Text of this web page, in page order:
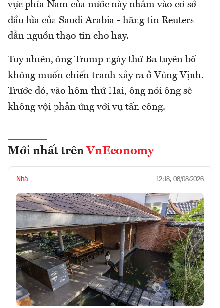
vực phía Nam của nước này nhằm vào cơ sở
dầu lửa của Saudi Arabia - hãng tin Reuters
dẫn nguồn thạo tin cho hay.
Tuy nhiên, ông Trump ngày thứ Ba tuyên bố
không muốn chiến tranh xảy ra ở Vùng Vịnh.
Trước đó, vào hôm thứ Hai, ông nói ông sẽ
không vội phản ứng với vụ tấn công.
Mới nhất trên VnEconomy
Nhà 12:18, 08/08/2026